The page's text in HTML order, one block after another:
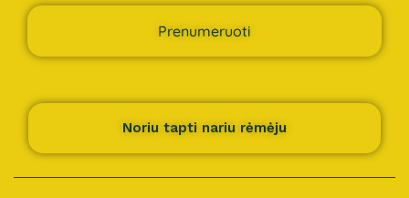
Prenumeruoti
Noriu tapti nariu rėmėju